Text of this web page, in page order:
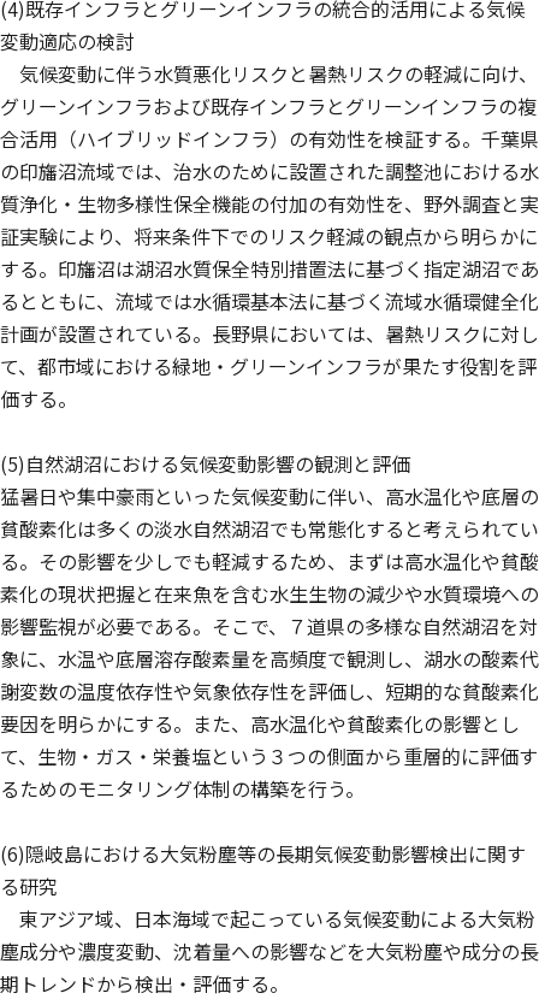
(4)既存インフラとグリーンインフラの統合的活用による気候
変動適応の検討
気候変動に伴う水質悪化リスクと暑熱リスクの軽減に向け、
グリーンインフラおよび既存インフラとグリーンインフラの複
合活用（ハイブリッドインフラ）の有効性を検証する。千葉県
の印旛沼流域では、治水のために設置された調整池における水
質浄化・生物多様性保全機能の付加の有効性を、野外調査と実
証実験により、将来条件下でのリスク軽減の観点から明らかに
する。印旛沼は湖沼水質保全特別措置法に基づく指定湖沼であ
るとともに、流域では水循環基本法に基づく流域水循環健全化
計画が設置されている。長野県においては、暑熱リスクに対し
て、都市域における緑地・グリーンインフラが果たす役割を評
価する。
(5)自然湖沼における気候変動影響の観測と評価
猛暑日や集中豪雨といった気候変動に伴い、高水温化や底層の
貧酸素化は多くの淡水自然湖沼でも常態化すると考えられてい
る。その影響を少しでも軽減するため、まずは高水温化や貧酸
素化の現状把握と在来魚を含む水生生物の減少や水質環境への
影響監視が必要である。そこで、７道県の多様な自然湖沼を対
象に、水温や底層溶存酸素量を高頻度で観測し、湖水の酸素代
謝変数の温度依存性や気象依存性を評価し、短期的な貧酸素化
要因を明らかにする。また、高水温化や貧酸素化の影響とし
て、生物・ガス・栄養塩という３つの側面から重層的に評価す
るためのモニタリング体制の構築を行う。
(6)隠岐島における大気粉塵等の長期気候変動影響検出に関す
る研究
東アジア域、日本海域で起こっている気候変動による大気粉
塵成分や濃度変動、沈着量への影響などを大気粉塵や成分の長
期トレンドから検出・評価する。